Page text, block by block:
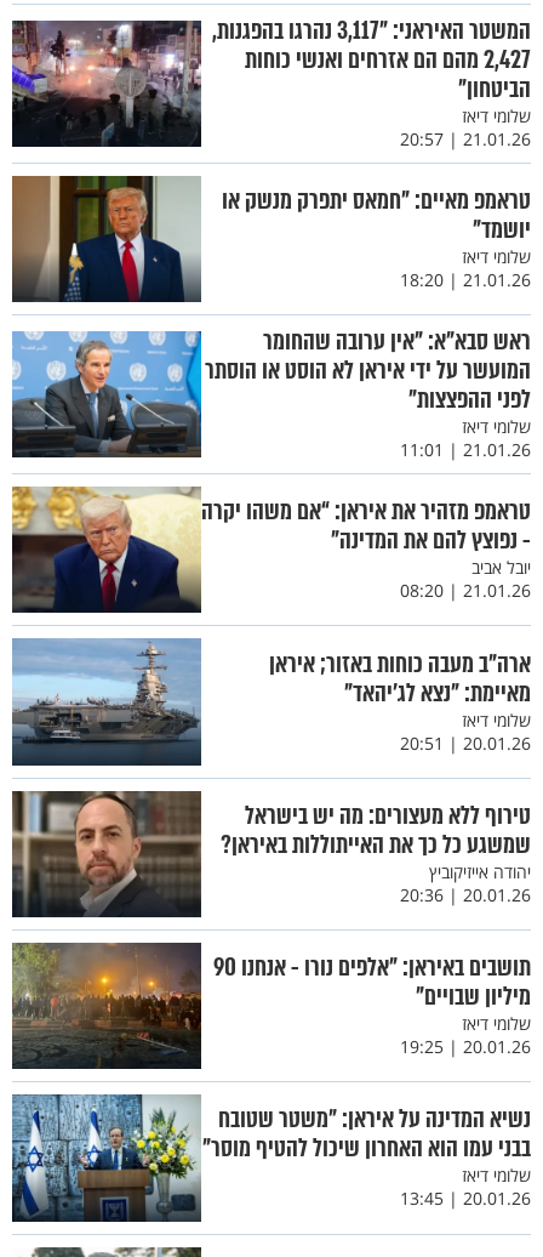
המשטר האיראני: "3,117 נהרגו בהפגנות,
2,427 מהם הם אזרחים ואנשי כוחות
הביטחון"
שלומי דיאז
21.01.26 | 20:57
טראמפ מאיים: "חמאס יתפרק מנשק או
יושמד"
שלומי דיאז
21.01.26 | 18:20
ראש סבא"א: "אין ערובה שהחומר
המועשר על ידי איראן לא הוסט או הוסתר
לפני ההפצצות"
שלומי דיאז
21.01.26 | 11:01
טראמפ מזהיר את איראן: “אם משהו יקרה
- נפוצץ להם את המדינה”
יובל אביב
21.01.26 | 08:20
ארה"ב מעבה כוחות באזור; איראן
מאיימת: "נצא לג'יהאד"
שלומי דיאז
20.01.26 | 20:51
טירוף ללא מעצורים: מה יש בישראל
שמשגע כל כך את האייתוללות באיראן?
יהודה אייזיקוביץ
20.01.26 | 20:36
תושבים באיראן: "אלפים נורו - אנחנו 90
מיליון שבויים"
שלומי דיאז
20.01.26 | 19:25
נשיא המדינה על איראן: "משטר שטובח
בבני עמו הוא האחרון שיכול להטיף מוסר"
שלומי דיאז
20.01.26 | 13:45